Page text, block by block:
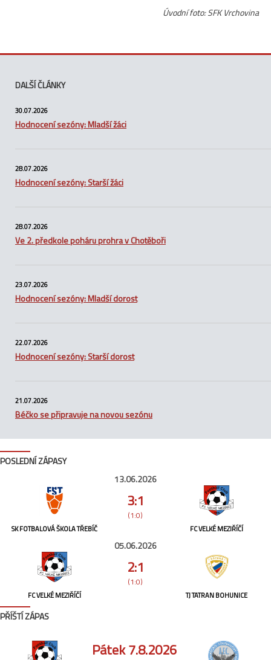
Úvodní foto: SFK Vrchovina
DALŠÍ ČLÁNKY
30.07.2026
Hodnocení sezóny: Mladší žáci
28.07.2026
Hodnocení sezóny: Starší žáci
28.07.2026
Ve 2. předkole poháru prohra v Chotěboři
23.07.2026
Hodnocení sezóny: Mladší dorost
22.07.2026
Hodnocení sezóny: Starší dorost
21.07.2026
Béčko se připravuje na novou sezónu
POSLEDNÍ ZÁPASY
SK FOTBALOVÁ ŠKOLA TŘEBÍČ
13.06.2026
3:1
(1:0)
FC VELKÉ MEZIŘÍČÍ
FC VELKÉ MEZIŘÍČÍ
05.06.2026
2:1
(1:0)
TJ TATRAN BOHUNICE
PŘÍŠTÍ ZÁPAS
Pátek 7.8.2026